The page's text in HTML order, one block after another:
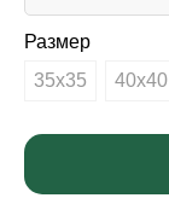
Размер
35х35
40х40